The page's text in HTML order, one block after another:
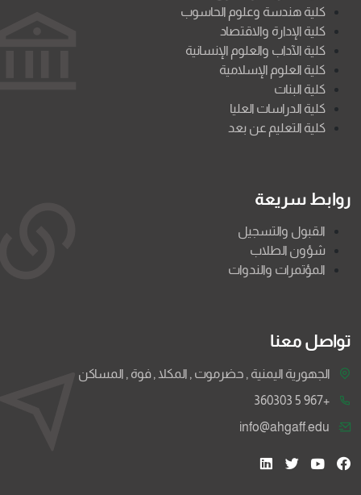
كلية هندسة وعلوم الحاسوب
كلية الإدارة والاقتصاد
كلية الآداب والعلوم الإنسانية
كلية العلوم الإسلامية
كلية البنات
كلية الدراسات العليا
كلية التعليم عن بعد
روابط سريعة
القبول والتسجيل
شؤون الطلاب
المؤتمرات والندوات
تواصل معنا
الجهورية اليمنية , حضرموت , المكلا , فوة , المساكن
+967 5 360303
info@ahgaff.edu